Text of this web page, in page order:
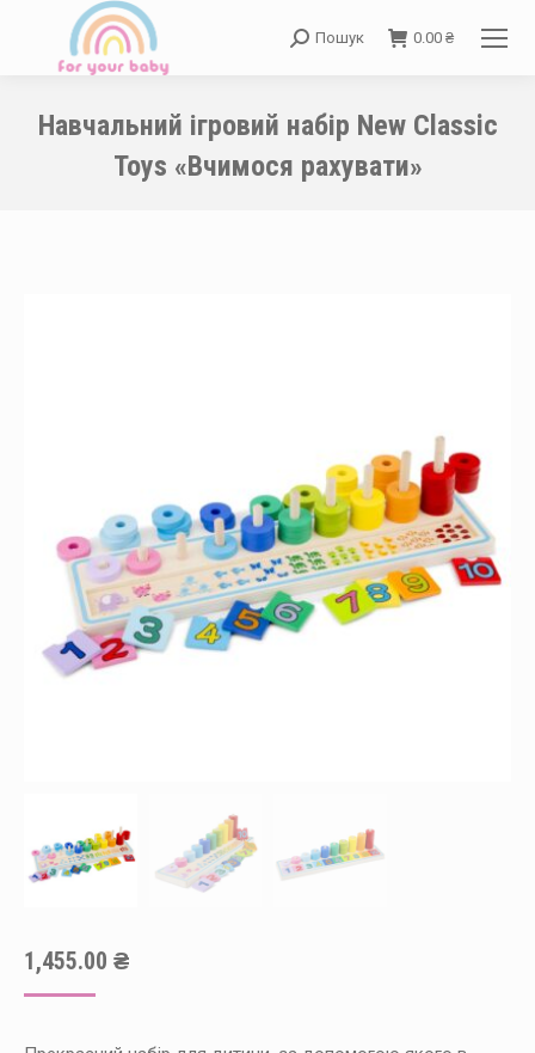
Search:
Пошук 0.00 ₴
Навчальний ігровий набір New Classic
Toys «Вчимося рахувати»
1,455.00 ₴